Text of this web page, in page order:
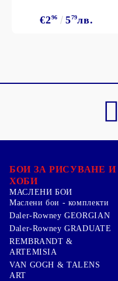
€296 579лв.
БОИ ЗА РИСУВАНЕ И
ХОБИ
МАСЛЕНИ БОИ
Маслени бои - комплекти
Daler-Rowney GEORGIAN
Daler-Rowney GRADUATE
REMBRANDT &
ARTEMISIA
VAN GOGH & TALENS
ART